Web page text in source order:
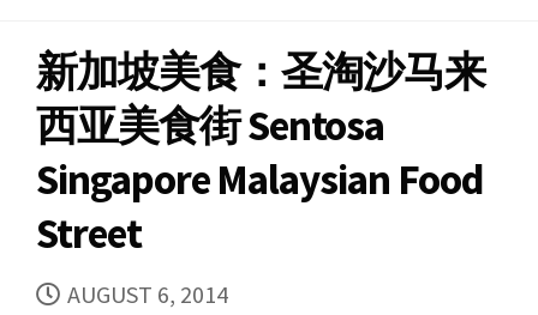
新加坡美食：圣淘沙马来
西亚美食街 Sentosa
Singapore Malaysian Food
Street
PUBLISHED
AUGUST 6, 2014